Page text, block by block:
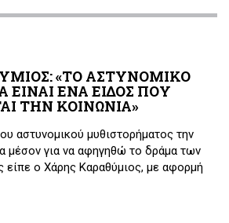
«ΤΟ ΑΣΤΥΝΟΜΙΚΟ
ΕΝΑ ΕΙΔΟΣ ΠΟΥ
ΤΗΝ ΚΟΙΝΩΝΙΑ»
αστυνομικού μυθιστορήματος την
μέσον για να αφηγηθώ το δράμα των
ο Χάρης Καραθύμιος, με αφορμή